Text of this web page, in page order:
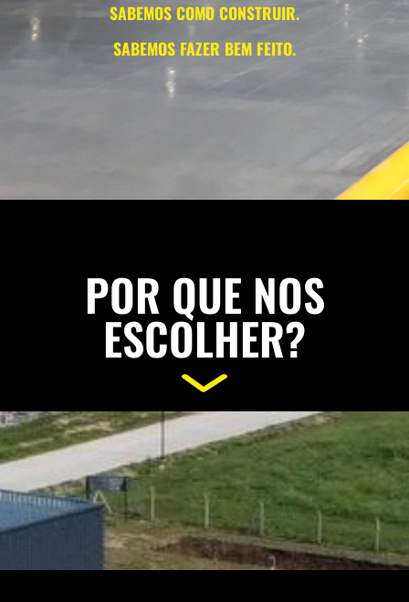
SABEMOS COMO CONSTRUIR.
SABEMOS FAZER BEM FEITO.
POR QUE NOS
ESCOLHER?